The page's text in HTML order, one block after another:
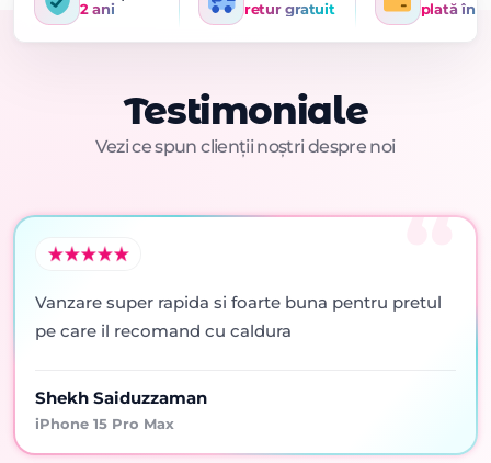
2 ani retur gratuit plată în
Testimoniale
Vezi ce spun clienții noștri despre noi
Vanzare super rapida si foarte buna pentru pretul
pe care il recomand cu caldura
Shekh Saiduzzaman
iPhone 15 Pro Max